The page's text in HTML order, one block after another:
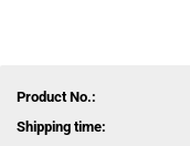
Product No.:
Shipping time: